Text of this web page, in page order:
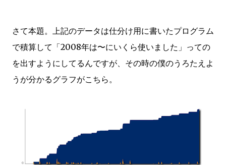
さて本題。上記のデータは仕分け用に書いたプログラム
で積算して「2008年は〜にいくら使いました」っての
を出すようにしてるんですが、その時の僕のうろたえよ
うが分かるグラフがこちら。